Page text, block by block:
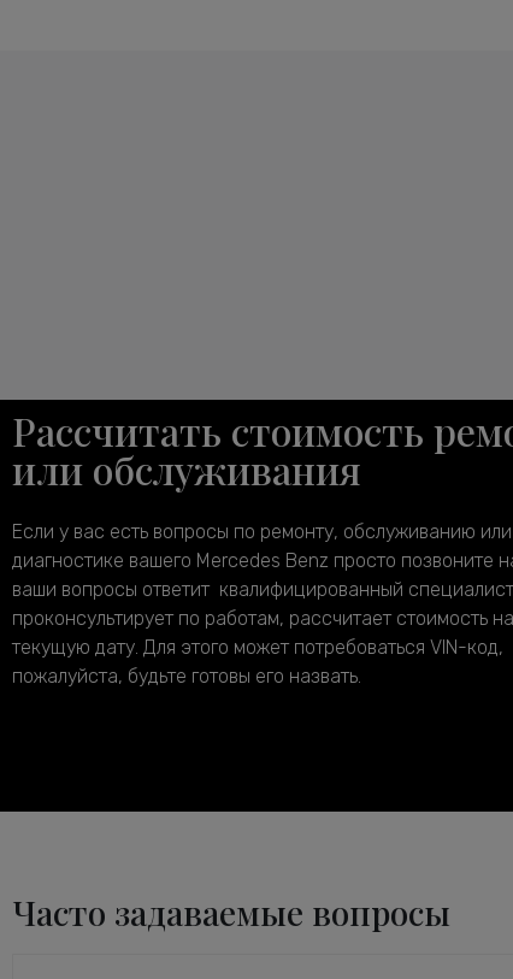
Рассчитать стоимость
или обслуживания
Если у вас есть вопросы по ремонту, обслуживанию или
диагностике вашего Mercedes Benz просто позвоните
ваши вопросы ответит квалифицированный
проконсультирует по работам, рассчитает стоимость на
текущую дату. Для этого может потребоваться VIN-код,
пожалуйста, будьте готовы его назвать.
Часто задаваемые вопросы